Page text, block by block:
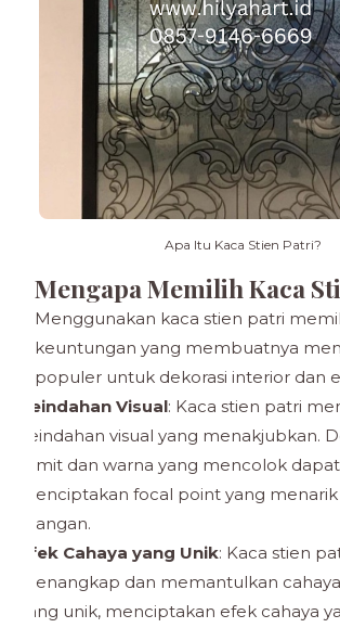
Apa Itu Kaca Stien Patri?
Mengapa Memilih Kaca
Menggunakan kaca stien patri
keuntungan yang membuatnya
populer untuk dekorasi interior dan
Keindahan Visual: Kaca stien patri
keindahan visual yang menakjubkan.
rumit dan warna yang mencolok dapat
menciptakan focal point yang
ruangan.
Efek Cahaya yang Unik: Kaca stien
menangkap dan memantulkan
yang unik, menciptakan efek cahaya